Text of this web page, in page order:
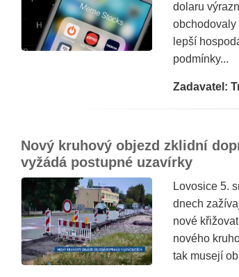
dolaru
obchodovaly
lepší
podmínky...
Zadavatel:
Nový kruhový objezd zklidní
vyžádá postupné uzavírky
Lovosice 5.
dnech
nové
nového
tak musejí